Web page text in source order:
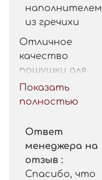
наполнителем
из гречихи
Отличное
качество
пошушки для
такой цены.
Рекомендую.
Показать
полностью
Ответ
менеджера на
отзыв :
Спасибо, что